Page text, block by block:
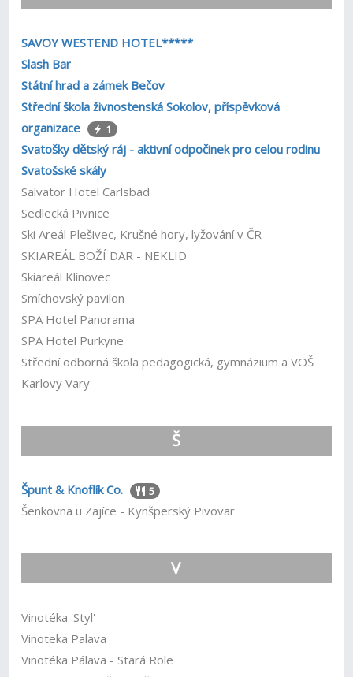
SAVOY WESTEND HOTEL*****
Slash Bar
Státní hrad a zámek Bečov
Střední škola živnostenská Sokolov, příspěvková
organizace
1
Svatošky dětský ráj - aktivní odpočinek pro celou rodinu
Svatošské skály
Salvator Hotel Carlsbad
Sedlecká Pivnice
Ski Areál Plešivec, Krušné hory, lyžování v ČR
SKIAREÁL BOŽÍ DAR - NEKLID
Skiareál Klínovec
Smíchovský pavilon
SPA Hotel Panorama
SPA Hotel Purkyne
Střední odborná škola pedagogická, gymnázium a VOŠ
Karlovy Vary
Š
Špunt & Knoflík Co. 5
Šenkovna u Zajíce - Kynšperský Pivovar
V
Vinotéka 'Styl'
Vinoteka Palava
Vinotéka Pálava - Stará Role